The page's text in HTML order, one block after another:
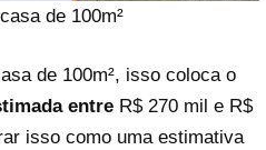
de 100m²
de 100m², isso coloca o
entre R$ 270 mil e R$
isso como uma estimativa